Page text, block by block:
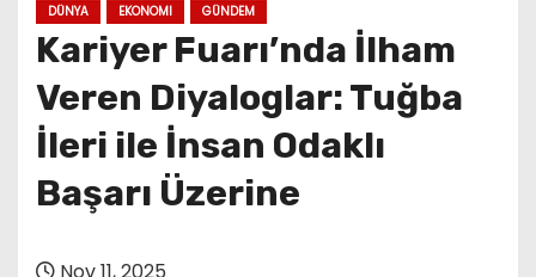
DÜNYA EKONOMI GÜNDEM
Kariyer Fuarı’nda İlham
Veren Diyaloglar: Tuğba
İleri ile İnsan Odaklı
Başarı Üzerine
Nov 11, 2025